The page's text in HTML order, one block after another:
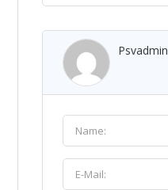
Psvadmin